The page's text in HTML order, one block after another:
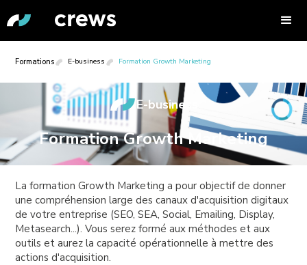
Formations E-business Formation Growth Marketing
E-business
Formation Growth Marketing
La formation Growth Marketing a pour objectif de donner
une compréhension large des canaux d'acquisition digitaux
de votre entreprise (SEO, SEA, Social, Emailing, Display,
Metasearch...). Vous serez formé aux méthodes et aux
outils et aurez la capacité opérationnelle à mettre des
actions d'acquisition.